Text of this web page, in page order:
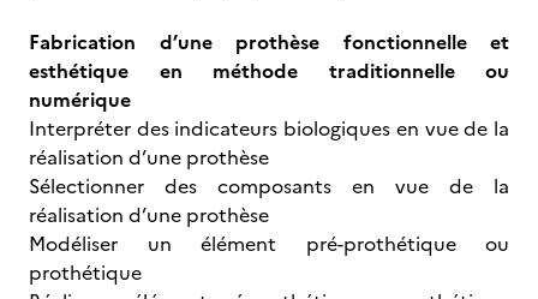
Fabrication d’une prothèse fonctionnelle et
esthétique en méthode traditionnelle ou
numérique
Interpréter des indicateurs biologiques en vue de la
réalisation d’une prothèse
Sélectionner des composants en vue de la
réalisation d’une prothèse
Modéliser un élément pré-prothétique ou
prothétique